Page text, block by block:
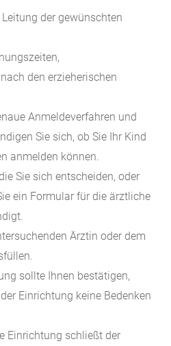
der gewünschten
den erzieherischen
Anmeldeverfahren und
Sie sich, ob Sie Ihr Kind
anmelden können.
Sie sich entscheiden, oder
ein Formular für die ärztliche
Ärztin oder dem
sollte Ihnen bestätigen,
Einrichtung keine Bedenken
Einrichtung schließt der